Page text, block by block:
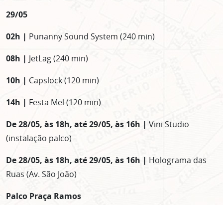
29/05
02h | Punanny Sound System (240 min)
08h | JetLag (240 min)
10h | Capslock (120 min)
14h | Festa Mel (120 min)
De 28/05, às 18h, até 29/05, às 16h | Vini Studio
(instalação palco)
De 28/05, às 18h, até 29/05, às 16h | Holograma das
Ruas (Av. São João)
Palco Praça Ramos